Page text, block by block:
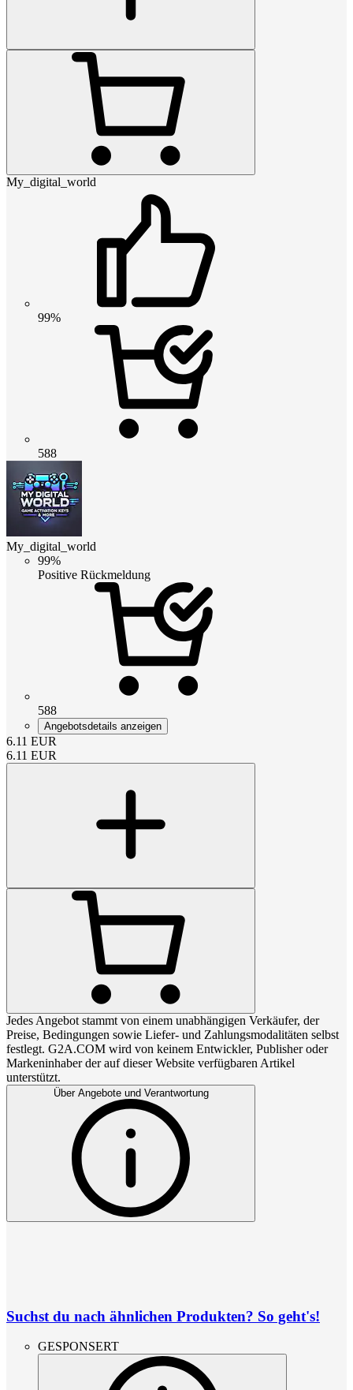
My_digital_world
99%
588
My_digital_world
99%
Positive Rückmeldung
588
Angebotsdetails anzeigen
6.11 EUR
6.11 EUR
Jedes Angebot stammt von einem unabhängigen Verkäufer, der
Preise, Bedingungen sowie Liefer- und Zahlungsmodalitäten selbst
festlegt. G2A.COM wird von keinem Entwickler, Publisher oder
Markeninhaber der auf dieser Website verfügbaren Artikel
unterstützt.
Über Angebote und Verantwortung
Suchst du nach ähnlichen Produkten? So geht's!
GESPONSERT